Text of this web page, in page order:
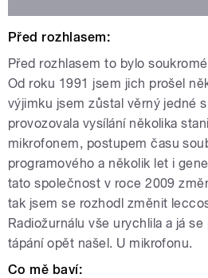
Před rozhlasem:
Před rozhlasem to bylo
Od roku 1991 jsem jich prošel
výjimku jsem zůstal věrný jedné
provozovala vysílání několika
mikrofonem, postupem času
programového a několik let i
tato společnost v roce 2009
tak jsem se rozhodl změnit
Radiožurnálu vše urychlila a já
tápání opět našel. U mikrofonu.
Co mě baví: